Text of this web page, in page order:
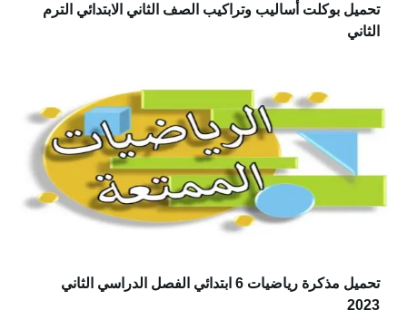
تحميل بوكلت أساليب وتراكيب الصف الثاني الابتدائي الترم
الثاني
تحميل مذكرة رياضيات 6 ابتدائي الفصل الدراسي الثاني
2023